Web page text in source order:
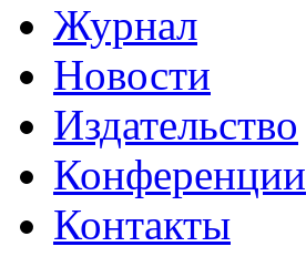
Журнал
Новости
Издательство
Конференции
Контакты